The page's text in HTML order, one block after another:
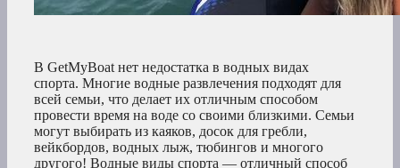
В GetMyBoat нет недостатка в водных видах
спорта. Многие водные развлечения подходят для
всей семьи, что делает их отличным способом
провести время на воде со своими близкими. Семьи
могут выбирать из каяков, досок для гребли,
вейкбордов, водных лыж, тюбингов и многого
другого! Водные виды спорта — отличный способ